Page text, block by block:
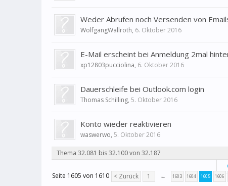
Weder Abrufen noch Versenden von
WolfgangWallroth, 6. Oktober 2016
E-Mail erscheint bei Anmeldung 2mal
xp12803pucciolina, 6. Oktober 2016
Dauerschleife bei Outlook.com login
Thomas Schilling, 5. Oktober 2016
Konto wieder reaktivieren
waswerwo, 5. Oktober 2016
Thema 32.081 bis 32.100 von 32.187
Seite 1605 von 1610 < Zurück 1 ← 1603 1604 1605 1606